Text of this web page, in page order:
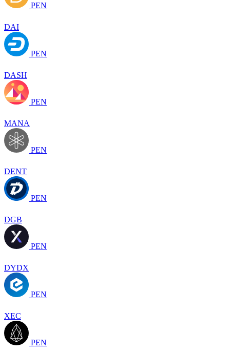
PEN
DAI
PEN
DASH
PEN
MANA
PEN
DENT
PEN
DGB
PEN
DYDX
PEN
XEC
PEN